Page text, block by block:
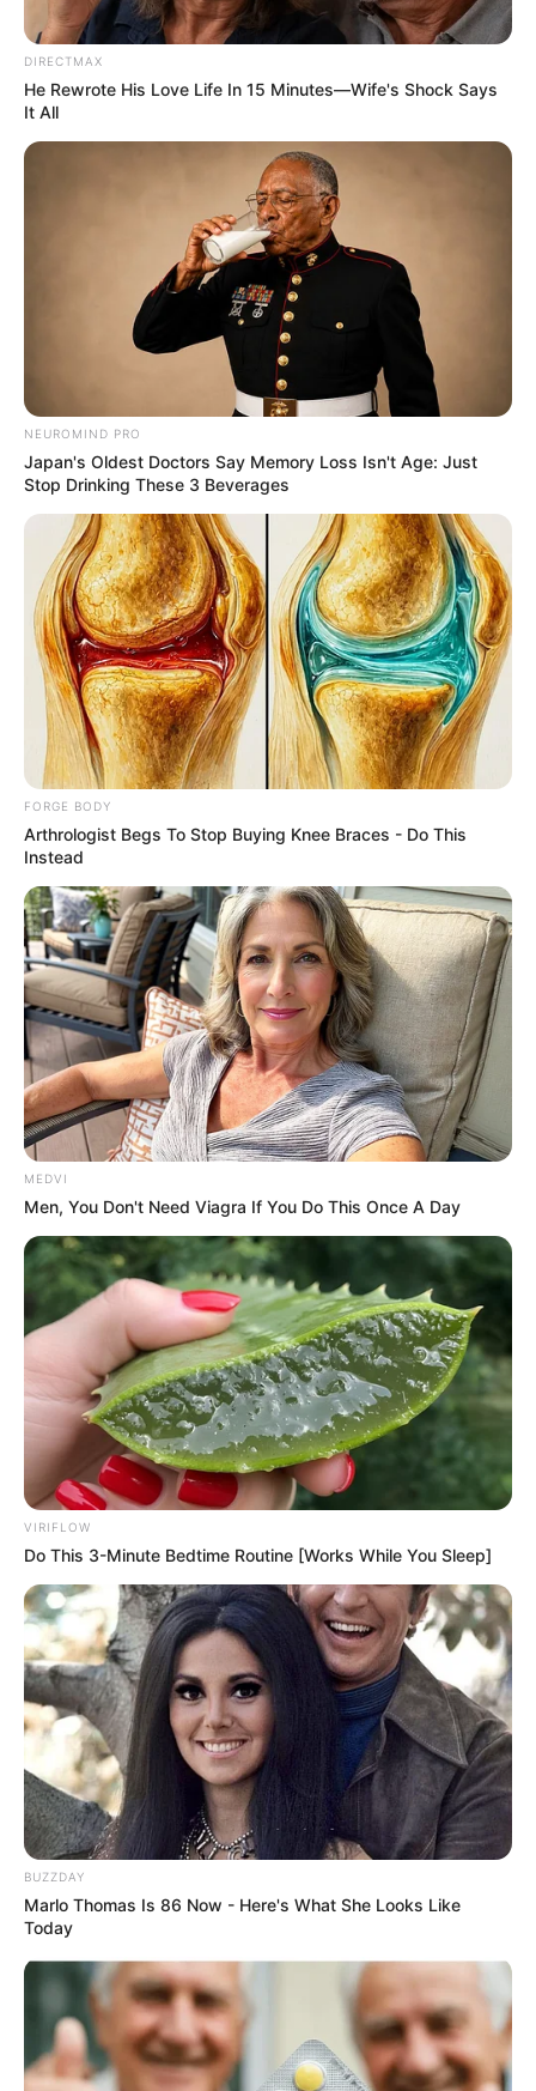
ทำนายรัก ราศีพฤษภ ประจำเดือนมีนาคม 2556
คนมีคู่แล้วค่อนข้างที่จะเบื่อกัน หนีหน้ากัน อาจจะมีปัญหา
เกิดขึ้นจนต้องเบื่อหน่ายกัน ถ้าแก้ปัญหากันไม่ได้ก็ห่างๆกัน
บ้างแล้วทุกอย่างจะดีเอง
ดูดวงความรัก ราศีเมถุน (เกิดวันที่ 15
มิ.ย. – 15 ก.ค.)
ทำนายรัก ราศีเมถุน ประจำเดือนมีนาคม 2556
คนมีคู่ค่อนข้างจะลับสมองประลองปัญญากันมาก ทันกัน
ตลอดเวลา มีความรื่นเริงสนุกสนานกับการที่ได้ทำอะไรร่วม
กันอยู่บ่อยๆ
ดูดวงความรัก ราศีกรกฎ (เกิดวันที่ 16
ก.ค. – 16 ส.ค.)
ทำนายรัก ราศีกรกฎ ประจำเดือนมีนาคม 2556
ความรักของคนมีคู่ มีภาระหน้าที่ ที่จะดูแลในเรื่องของบุ
ตลบริวาน ทำให้สิ่งที่วางแผนวางโครงการไว้อาจจะต้อง
ล่าช้าออกไป และเราควรใส่ใจคู่ของเราให้มากกว่าใส่ใจคน
อื่น
ดูดวงความรัก ราศีสิงห์ (เกิดวันที่ 17
ส.ค. – 15 ก.ย.)
ทำนายรัก ราศีสิงค์ ประจำเดือนมีนาคม 2556
คนมีคู่ค่อนข้างจะเข้าใจกันมากขึ้น และก็แนะนำสิ่งดีๆให้แก่
กัน มีเกณฑ์การเดินทางไกลร่วมกัน หรืออาจจะห่างกันบ้าง
แต่ก็มีความมั่นคงมากขึ้น
DIRECTMAX
He Rewrote His Love Life In 15 Minutes—Wife's Shock Says
It All
NEUROMIND PRO
Japan's Oldest Doctors Say Memory Loss Isn't Age: Just
Stop Drinking These 3 Beverages
FORGE BODY
Arthrologist Begs To Stop Buying Knee Braces - Do This
Instead
MEDVI
Men, You Don't Need Viagra If You Do This Once A Day
VIRIFLOW
Do This 3-Minute Bedtime Routine [Works While You Sleep]
BUZZDAY
Marlo Thomas Is 86 Now - Here's What She Looks Like
Today